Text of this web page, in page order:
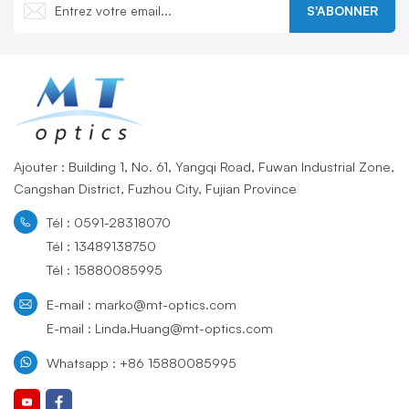
S'ABONNER
Ajouter : Building 1, No. 61, Yangqi Road, Fuwan Industrial Zone,
Cangshan District, Fuzhou City, Fujian Province
Tél : 0591-28318070
Tél : 13489138750
Tél : 15880085995
E-mail : marko@mt-optics.com
E-mail : Linda.Huang@mt-optics.com
Whatsapp : +86 15880085995